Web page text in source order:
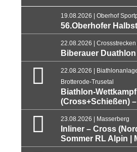
19.08.2026 | Oberhof
56.Oberhofer
22.08.2026 |
Biberauer Duathlon
22.08.2026 |
Brotterode-Trusetal
Biathlon-Wettkampf
(Cross+Schießen) –
23.08.2026 | Masserberg
Inliner – Cross
Sommer RL Alpin |